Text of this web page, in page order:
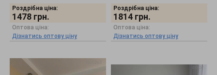
Пуговицу 1006262
Роздрібна ціна:
1478 грн.
Оптова ціна:
Дізнатись оптову ціну
Роздрібна ціна:
1814 грн.
Оптова ціна:
Дізнатись оптову ціну